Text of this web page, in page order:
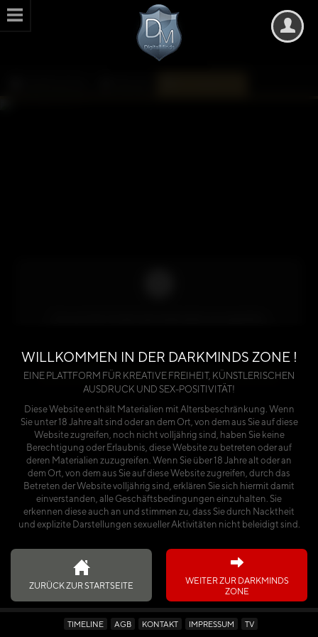
Über die Seite anmelden
Ich habe den Kalender käuflich erworben
WILLKOMMEN IN DER DARKMINDS ZONE !
EINE PLATTFORM FÜR KREATIVE FREIHEIT, KÜNSTLERISCHEN
AUSDRUCK UND SEX-POSITIVITÄT!
Diese Website enthält Materialien mit Altersbeschränkung. Wenn
Sie unter 18 Jahre alt sind oder an dem Ort, von dem aus Sie auf diese
Website zugreifen, noch nicht volljährig sind, haben Sie keine
Berechtigung oder Erlaubnis, diese Website zu betreten oder auf
deren Materialien zuzugreifen. Wenn Sie über 18 Jahre alt oder an
dem Ort, von dem aus Sie auf diese Website zugreifen, durch das
Betreten der Website volljährig sind, erklären Sie sich hiermit damit
einverstanden, alle Geschäftsbedingungen einzuhalten. Sie
erkennen diese auch an und stimmen zu, dass Sie durch Nacktheit
und explizite Darstellungen sexueller Aktivitäten nicht beleidigt sind.
ZURÜCK ZUR STARTSEITE
WEITER ZUR DARKMINDS
ZONE
TIMELINE AGB KONTAKT IMPRESSUM TV